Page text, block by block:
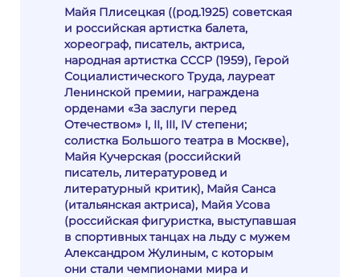
Майя Плисецкая ((род.1925) советская
и российская артистка балета,
хореограф, писатель, актриса,
народная артистка СССР (1959), Герой
Социалистического Труда, лауреат
Ленинской премии, награждена
орденами «За заслуги перед
Отечеством» I, II, III, IV степени;
солистка Большого театра в Москве),
Майя Кучерская (российский
писатель, литературовед и
литературный критик), Майя Санса
(итальянская актриса), Майя Усова
(российская фигуристка, выступавшая
в спортивных танцах на льду с мужем
Александром Жулиным, с которым
они стали чемпионами мира и